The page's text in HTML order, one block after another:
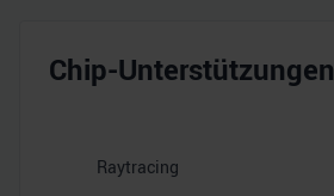
Chip-Unterstützungen
Raytracing